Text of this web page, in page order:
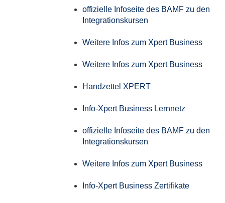
offizielle Infoseite des BAMF zu den
Integrationskursen
Weitere Infos zum Xpert Business
Weitere Infos zum Xpert Business
Handzettel XPERT
Info-Xpert Business Lernnetz
offizielle Infoseite des BAMF zu den
Integrationskursen
Weitere Infos zum Xpert Business
Info-Xpert Business Zertifikate